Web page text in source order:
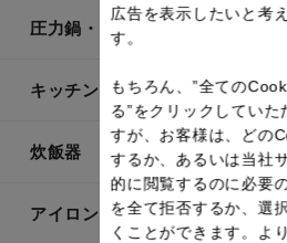
圧力鍋・電気圧力鍋
キッチン用品
炊飯器
アイロン・衣類スチーマー
広告を表示したいと考
す。
もちろん、”全ての
る”をクリックしていた
すが、お客様は、どの
するか、あるいは当社
的に閲覧するのに必要
を全て拒否するか、選
くことができます。よ